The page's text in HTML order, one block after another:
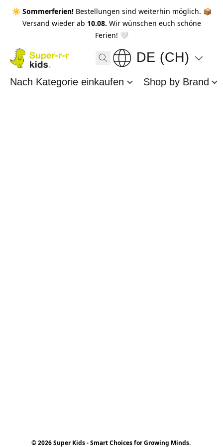
☀️ Sommerferien! Bestellungen sind weiterhin möglich. 📦
Versand wieder ab 10.08. Wir wünschen euch schöne
Ferien! 🤍
DE (CH)
Nach Kategorie einkaufen Shop by Brand
© 2026 Super Kids - Smart Choices for Growing Minds.